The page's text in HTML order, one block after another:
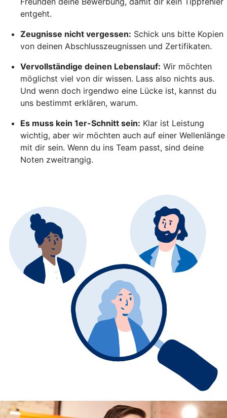
entgeht.
Zeugnisse nicht vergessen: Schick uns bitte Kopien
von deinen Abschlusszeugnissen und Zertifikaten.
Vervollständige deinen Lebenslauf: Wir möchten
möglichst viel von dir wissen. Lass also nichts aus.
Und wenn doch irgendwo eine Lücke ist, kannst du
uns bestimmt erklären, warum.
Es muss kein 1er-Schnitt sein: Klar ist Leistung
wichtig, aber wir möchten auch auf einer Wellenlänge
mit dir sein. Wenn du ins Team passt, sind deine
Noten zweitrangig.